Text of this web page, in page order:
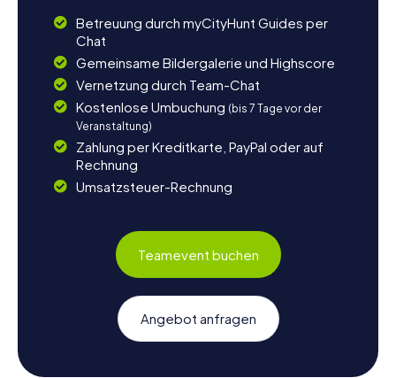
Betreuung durch myCityHunt Guides per
Chat
Gemeinsame Bildergalerie und Highscore
Vernetzung durch Team-Chat
Kostenlose Umbuchung (bis 7 Tage vor der
Veranstaltung)
Zahlung per Kreditkarte, PayPal oder auf
Rechnung
Umsatzsteuer-Rechnung
Teamevent buchen
Angebot anfragen